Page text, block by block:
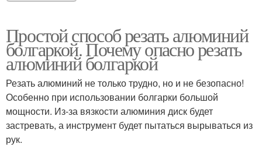
Простой способ резать алюминий
болгаркой. Почему опасно резать
алюминий болгаркой
Резать алюминий не только трудно, но и не безопасно!
Особенно при использовании болгарки большой
мощности. Из-за вязкости алюминия диск будет
застревать, а инструмент будет пытаться вырываться из
рук.